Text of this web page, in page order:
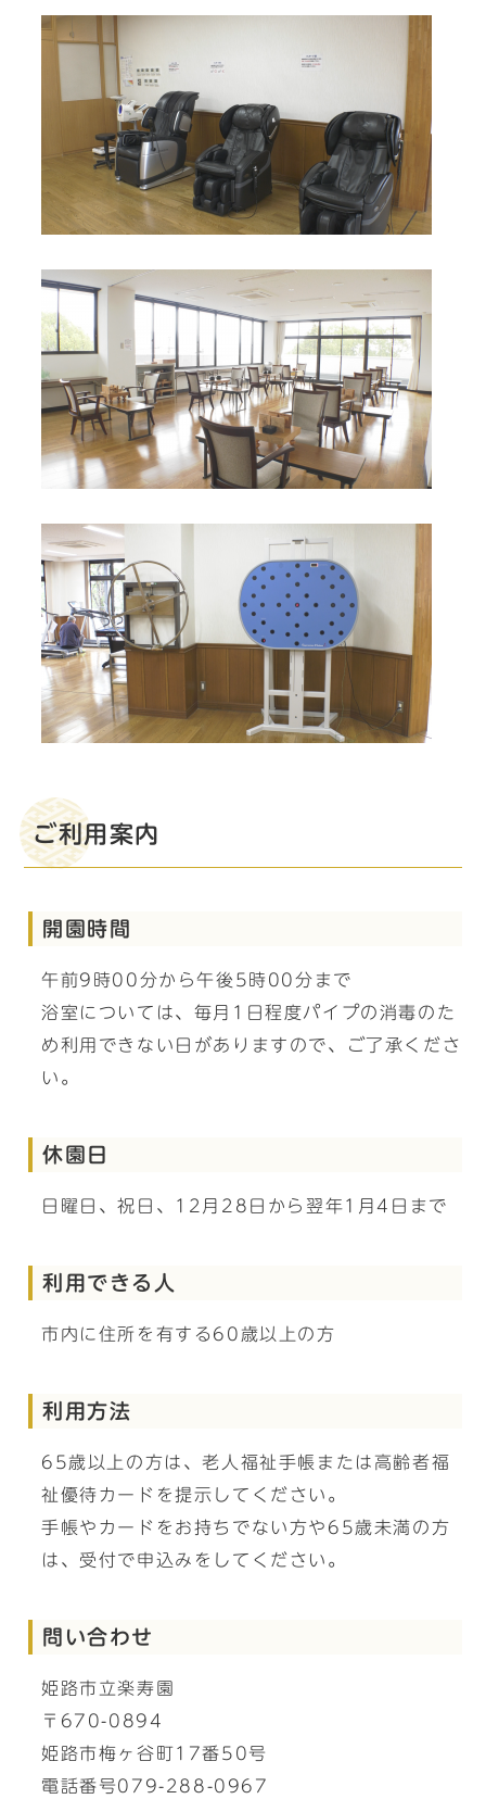
ご利用案内
開園時間
午前9時00分から午後5時00分まで
浴室については、毎月1日程度パイプの消毒のた
め利用できない日がありますので、ご了承くださ
い。
休園日
日曜日、祝日、12月28日から翌年1月4日まで
利用できる人
市内に住所を有する60歳以上の方
利用方法
65歳以上の方は、老人福祉手帳または高齢者福
祉優待カードを提示してください。
手帳やカードをお持ちでない方や65歳未満の方
は、受付で申込みをしてください。
問い合わせ
姫路市立楽寿園
〒670-0894
姫路市梅ヶ谷町17番50号
電話番号079-288-0967